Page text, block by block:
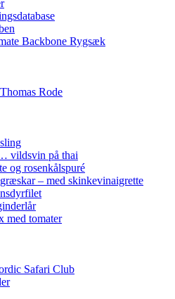
Backbone Rygsæk
Rode
vildsvin på thai
og rosenkålspuré
– med skinkevinaigrette
med tomater
Safari Club